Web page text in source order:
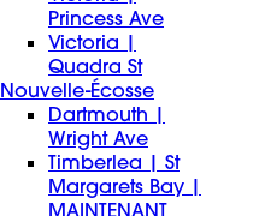
Princess Ave
Victoria |
Quadra St
Nouvelle-Écosse
Dartmouth |
Wright Ave
Timberlea | St
Margarets Bay |
MAINTENANT